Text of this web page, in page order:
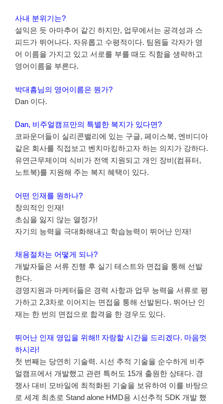
사내 분위기는?
설익은 듯 아마추어 같긴 하지만, 업무에서는 공격성과 스
피드가 뛰어나다. 자유롭고 수평적이다. 팀원들 각자가 영
어 이름을 가지고 있고 서로를 부를 때도 직함을 생략하고
영어이름을 부른다.
박대흠님의 영어이름은 뭔가?
Dan 이다.
Dan, 비주얼캠프만의 특별한 복지가 있다면?
코파운더들이 실리콘밸리에 있는 구글, 페이스북, 엔비디아
같은 회사를 직접보고 벤치마킹하고자 하는 의지가 강하다.
유연근무제이며 식비가 전액 지원되고 개인 장비(컴퓨터,
노트북)를 지원해 주는 복지 혜택이 있다.
어떤 인재를 원하나?
창의적인 인재!
초심을 잃지 않는 열정가!
자기의 능력을 극대화해내고 학습능력이 뛰어난 인재!
채용절차는 어떻게 되나?
개발자들은 서류 진행 후 실기 테스트와 면접을 통해 선발
한다.
경영지원과 마케터들은 경력 사항과 업무 능력을 서류로 평
가하고 2,3차로 이어지는 면접을 통해 선발된다. 뛰어난 인
재는 한 번의 면접으로 합격을 한 경우도 있다.
뛰어난 인재 영입을 위해!! 자랑할 시간을 드리겠다. 마음껏
하시라!
첫 번째는 당연히 기술력. 시선 추적 기술을 순수하게 비주
얼캠프에서 개발했고 관련 특허도 15개 출원한 상태다. 경
쟁사 대비 모바일에 최적화된 기술을 보유하여 이를 바탕으
로 세계 최초로 Stand alone HMD용 시선추적 SDK 개발 했